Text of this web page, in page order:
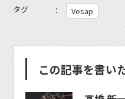
タグ
Vesap
この記事を書い